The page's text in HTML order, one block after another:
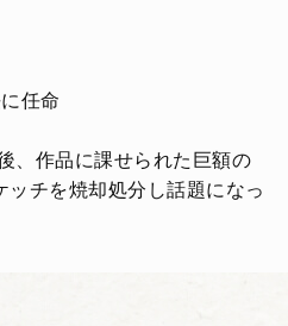
任命
、作品に課せられた巨額の
チを焼却処分し話題になっ